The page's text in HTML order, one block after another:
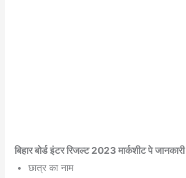
बिहार बोर्ड इंटर रिजल्ट 2023 मार्कशीट पे जानकारी
छात्र का नाम